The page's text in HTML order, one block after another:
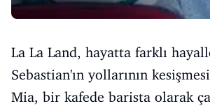
La La Land, hayatta farklı
Sebastian'ın yollarının
Mia, bir kafede barista olarak